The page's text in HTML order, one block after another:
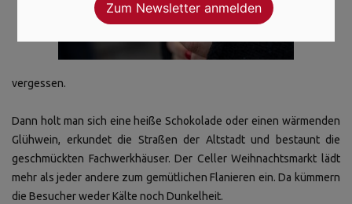
vergessen.
Dann holt man sich eine heiße Schokolade oder einen wärmenden
Glühwein, erkundet die Straßen der Altstadt und bestaunt die
geschmückten Fachwerkhäuser. Der Celler Weihnachtsmarkt lädt
mehr als jeder andere zum gemütlichen Flanieren ein. Da kümmern
die Besucher weder Kälte noch Dunkelheit.